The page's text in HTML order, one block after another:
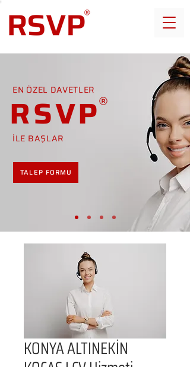
EN ÖZEL DAVETLER
RSVP
İLE BAŞLAR
TALEP FORMU
KONYA ALTINEKİN